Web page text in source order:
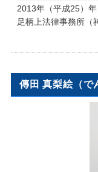
2013年（平成25）年
足柄上法律事務所（
傳田 真梨絵（で